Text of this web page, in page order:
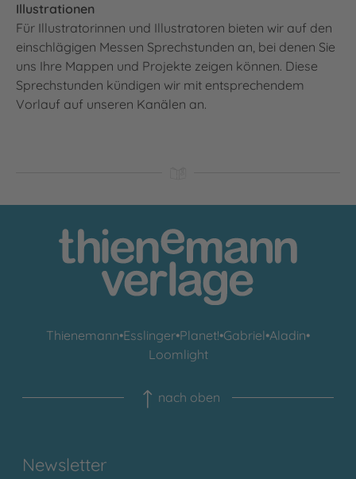
Illustrationen
Für Illustratorinnen und Illustratoren bieten wir auf den
einschlägigen Messen Sprechstunden an, bei denen Sie
uns Ihre Mappen und Projekte zeigen können. Diese
Sprechstunden kündigen wir mit entsprechendem
Vorlauf auf unseren Kanälen an.
Thienemann•Esslinger•Planet!•Gabriel•Aladin•
Loomlight
nach oben
Newsletter